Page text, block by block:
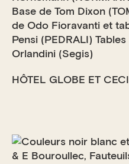
HÔTEL GLOBE ET